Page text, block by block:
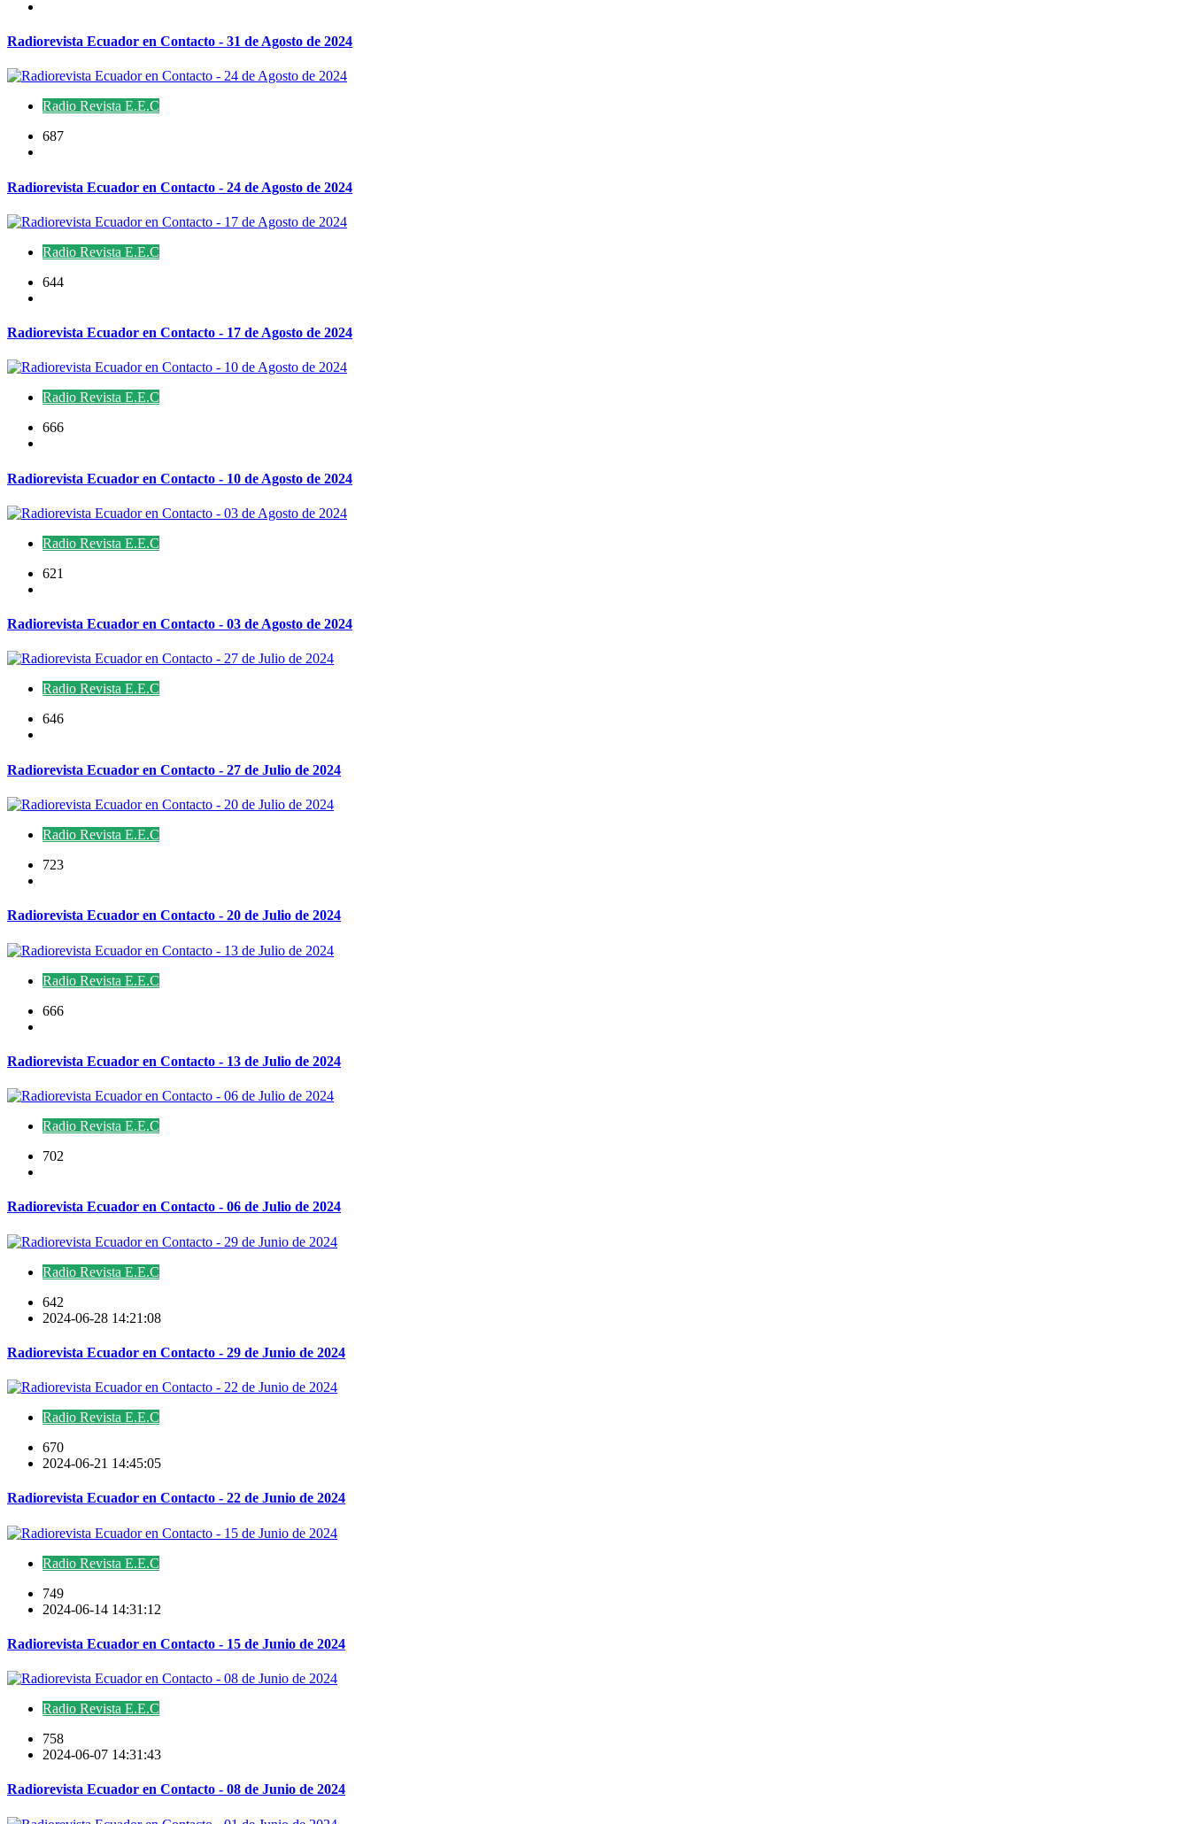
Radiorevista Ecuador en Contacto - 31 de Agosto de 2024
Radio Revista E.E.C
687
Radiorevista Ecuador en Contacto - 24 de Agosto de 2024
Radio Revista E.E.C
644
Radiorevista Ecuador en Contacto - 17 de Agosto de 2024
Radio Revista E.E.C
666
Radiorevista Ecuador en Contacto - 10 de Agosto de 2024
Radio Revista E.E.C
621
Radiorevista Ecuador en Contacto - 03 de Agosto de 2024
Radio Revista E.E.C
646
Radiorevista Ecuador en Contacto - 27 de Julio de 2024
Radio Revista E.E.C
723
Radiorevista Ecuador en Contacto - 20 de Julio de 2024
Radio Revista E.E.C
666
Radiorevista Ecuador en Contacto - 13 de Julio de 2024
Radio Revista E.E.C
702
Radiorevista Ecuador en Contacto - 06 de Julio de 2024
Radio Revista E.E.C
642
2024-06-28 14:21:08
Radiorevista Ecuador en Contacto - 29 de Junio de 2024
Radio Revista E.E.C
670
2024-06-21 14:45:05
Radiorevista Ecuador en Contacto - 22 de Junio de 2024
Radio Revista E.E.C
749
2024-06-14 14:31:12
Radiorevista Ecuador en Contacto - 15 de Junio de 2024
Radio Revista E.E.C
758
2024-06-07 14:31:43
Radiorevista Ecuador en Contacto - 08 de Junio de 2024